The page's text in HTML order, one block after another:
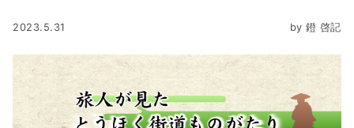
2023.5.31 by 鐙 啓記